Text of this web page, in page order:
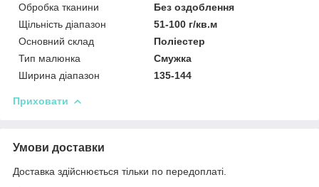
Обробка тканини
Без оздоблення
Щільність діапазон
51-100 г/кв.м
Основний склад
Поліестер
Тип малюнка
Смужка
Ширина діапазон
135-144
Приховати
Умови доставки
Доставка здійснюється тільки по передоплаті.